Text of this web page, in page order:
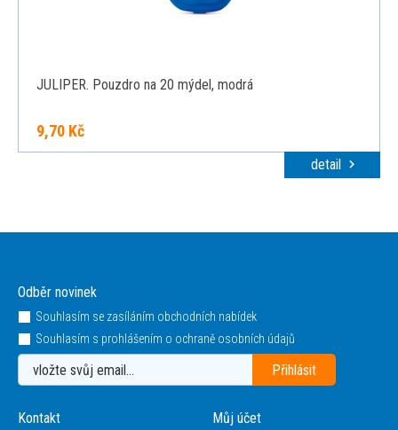
JULIPER. Pouzdro na 20 mýdel, modrá
9,70 Kč
detail
Odběr novinek
Souhlasím se zasíláním obchodních nabídek
Souhlasím s prohlášením o ochraně osobních údajů
Kontakt Můj účet